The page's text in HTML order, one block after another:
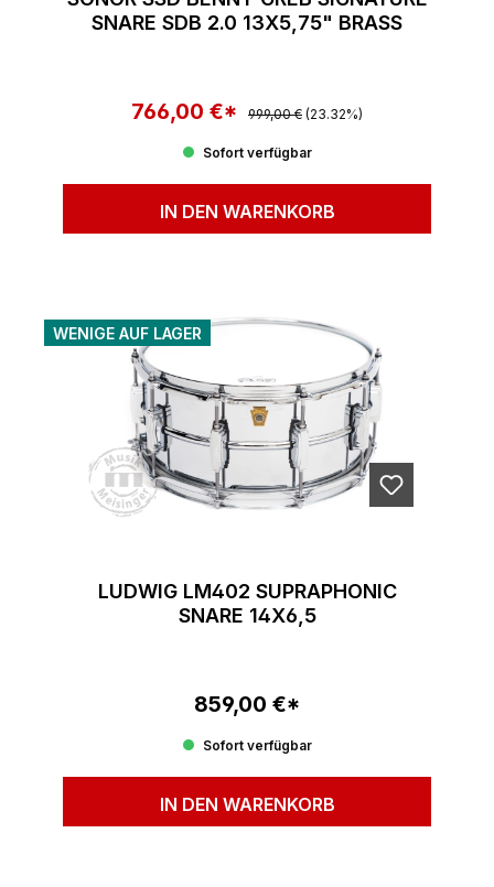
SNARE SDB 2.0 13X5,75" BRASS
Verkaufspreis:
766,00 €* Regulärer Preis:
999,00 € (23.32%)
Sofort verfügbar
IN DEN WARENKORB
WENIGE AUF LAGER
LUDWIG LM402 SUPRAPHONIC
SNARE 14X6,5
Regulärer Preis:
859,00 €*
Sofort verfügbar
IN DEN WARENKORB